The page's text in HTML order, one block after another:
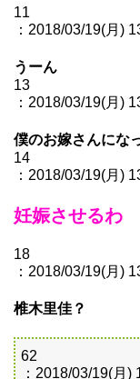
11
：2018/03/19(月)
うーん
13
：2018/03/19(月)
僕のお嫁さんにな
14
：2018/03/19(月)
妊娠させるわ
18
：2018/03/19(月)
椎木里佳？
62
：2018/03/19(月